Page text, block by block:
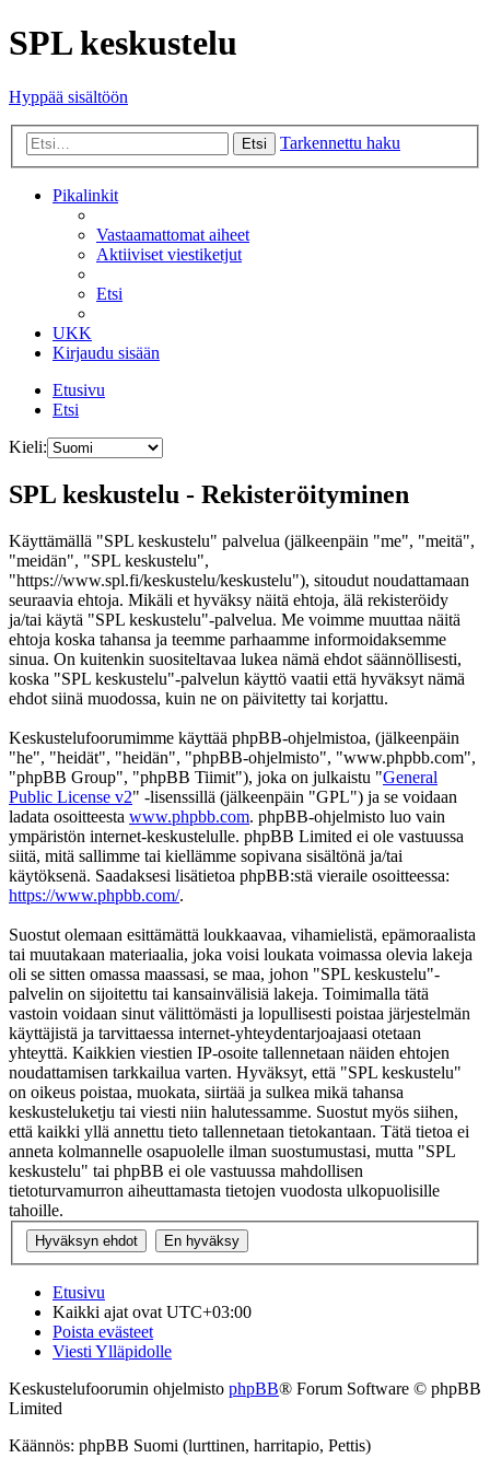
SPL keskustelu
Hyppää sisältöön
Etsi Tarkennettu haku
Pikalinkit
Vastaamattomat aiheet
Aktiiviset viestiketjut
Etsi
UKK
Kirjaudu sisään
Etusivu
Etsi
Kieli:
SPL keskustelu - Rekisteröityminen
Käyttämällä "SPL keskustelu" palvelua (jälkeenpäin "me", "meitä",
"meidän", "SPL keskustelu",
"https://www.spl.fi/keskustelu/keskustelu"), sitoudut noudattamaan
seuraavia ehtoja. Mikäli et hyväksy näitä ehtoja, älä rekisteröidy
ja/tai käytä "SPL keskustelu"-palvelua. Me voimme muuttaa näitä
ehtoja koska tahansa ja teemme parhaamme informoidaksemme
sinua. On kuitenkin suositeltavaa lukea nämä ehdot säännöllisesti,
koska "SPL keskustelu"-palvelun käyttö vaatii että hyväksyt nämä
ehdot siinä muodossa, kuin ne on päivitetty tai korjattu.
Keskustelufoorumimme käyttää phpBB-ohjelmistoa, (jälkeenpäin
"he", "heidät", "heidän", "phpBB-ohjelmisto", "www.phpbb.com",
"phpBB Group", "phpBB Tiimit"), joka on julkaistu "General
Public License v2" -lisenssillä (jälkeenpäin "GPL") ja se voidaan
ladata osoitteesta www.phpbb.com. phpBB-ohjelmisto luo vain
ympäristön internet-keskustelulle. phpBB Limited ei ole vastuussa
siitä, mitä sallimme tai kiellämme sopivana sisältönä ja/tai
käytöksenä. Saadaksesi lisätietoa phpBB:stä vieraile osoitteessa:
https://www.phpbb.com/.
Suostut olemaan esittämättä loukkaavaa, vihamielistä, epämoraalista
tai muutakaan materiaalia, joka voisi loukata voimassa olevia lakeja
oli se sitten omassa maassasi, se maa, johon "SPL keskustelu"-
palvelin on sijoitettu tai kansainvälisiä lakeja. Toimimalla tätä
vastoin voidaan sinut välittömästi ja lopullisesti poistaa järjestelmän
käyttäjistä ja tarvittaessa internet-yhteydentarjoajaasi otetaan
yhteyttä. Kaikkien viestien IP-osoite tallennetaan näiden ehtojen
noudattamisen tarkkailua varten. Hyväksyt, että "SPL keskustelu"
on oikeus poistaa, muokata, siirtää ja sulkea mikä tahansa
keskusteluketju tai viesti niin halutessamme. Suostut myös siihen,
että kaikki yllä annettu tieto tallennetaan tietokantaan. Tätä tietoa ei
anneta kolmannelle osapuolelle ilman suostumustasi, mutta "SPL
keskustelu" tai phpBB ei ole vastuussa mahdollisen
tietoturvamurron aiheuttamasta tietojen vuodosta ulkopuolisille
tahoille.
Etusivu
Kaikki ajat ovat UTC+03:00
Poista evästeet
Viesti Ylläpidolle
Keskustelufoorumin ohjelmisto phpBB® Forum Software © phpBB
Limited
Käännös: phpBB Suomi (lurttinen, harritapio, Pettis)